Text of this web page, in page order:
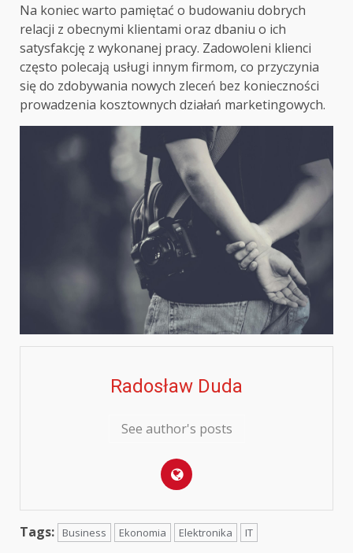
Na koniec warto pamiętać o budowaniu dobrych
relacji z obecnymi klientami oraz dbaniu o ich
satysfakcję z wykonanej pracy. Zadowoleni klienci
często polecają usługi innym firmom, co przyczynia
się do zdobywania nowych zleceń bez konieczności
prowadzenia kosztownych działań marketingowych.
Radosław Duda
See author's posts
Tags: Business Ekonomia Elektronika IT